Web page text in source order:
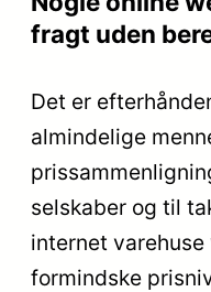
fragt uden
Det er
almindelige
selskaber og til
internet
formindske